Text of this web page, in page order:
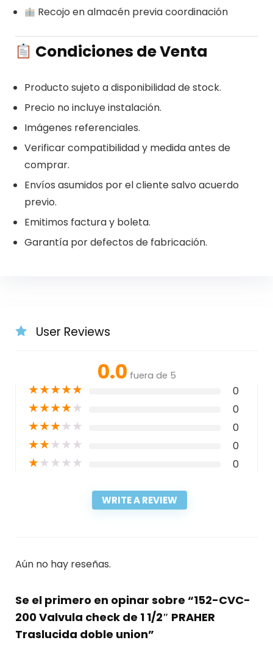
Recojo en almacén previa coordinación
Condiciones de Venta
Producto sujeto a disponibilidad de stock.
Precio no incluye instalación.
Imágenes referenciales.
Verificar compatibilidad y medida antes de
comprar.
Envíos asumidos por el cliente salvo acuerdo
previo.
Emitimos factura y boleta.
Garantía por defectos de fabricación.
User Reviews
0.0 fuera de 5
★★★★★ 0
★★★★★ 0
★★★★★ 0
★★★★★ 0
★★★★★ 0
WRITE A REVIEW
Aún no hay reseñas.
Se el primero en opinar sobre “152-CVC-
200 Valvula check de 1 1/2″ PRAHER
Traslucida doble union”